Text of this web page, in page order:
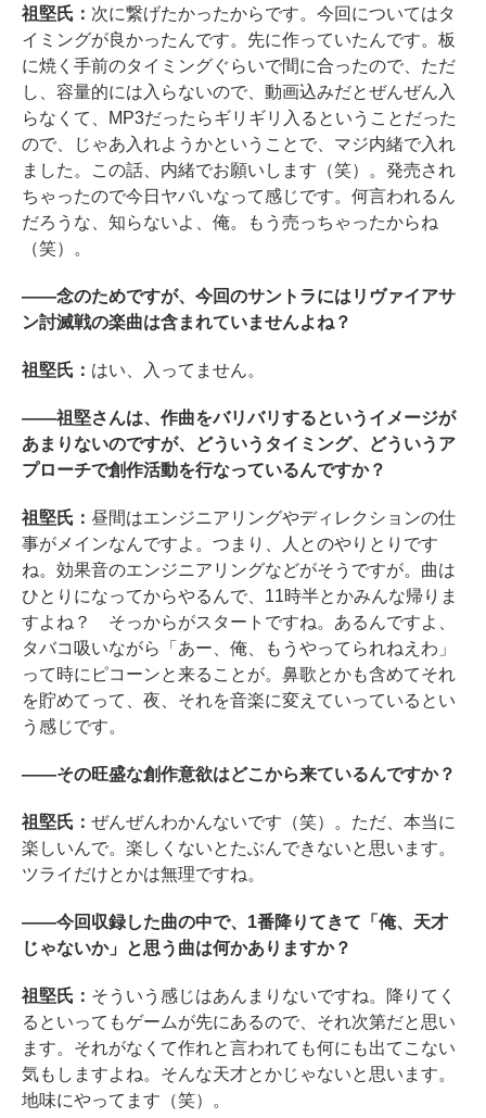
祖堅氏： 次に繋げたかったからです。今回についてはタ
イミングが良かったんです。先に作っていたんです。板
に焼く手前のタイミングぐらいで間に合ったので、ただ
し、容量的には入らないので、動画込みだとぜんぜん入
らなくて、MP3だったらギリギリ入るということだった
ので、じゃあ入れようかということで、マジ内緒で入れ
ました。この話、内緒でお願いします（笑）。発売され
ちゃったので今日ヤバいなって感じです。何言われるん
だろうな、知らないよ、俺。もう売っちゃったからね
（笑）。
――念のためですが、今回のサントラにはリヴァイアサ
ン討滅戦の楽曲は含まれていませんよね？
祖堅氏： はい、入ってません。
――祖堅さんは、作曲をバリバリするというイメージが
あまりないのですが、どういうタイミング、どういうア
プローチで創作活動を行なっているんですか？
祖堅氏： 昼間はエンジニアリングやディレクションの仕
事がメインなんですよ。つまり、人とのやりとりです
ね。効果音のエンジニアリングなどがそうですが。曲は
ひとりになってからやるんで、11時半とかみんな帰りま
すよね？ そっからがスタートですね。あるんですよ、
タバコ吸いながら「あー、俺、もうやってられねえわ」
って時にピコーンと来ることが。鼻歌とかも含めてそれ
を貯めてって、夜、それを音楽に変えていっているとい
う感じです。
――その旺盛な創作意欲はどこから来ているんですか？
祖堅氏： ぜんぜんわかんないです（笑）。ただ、本当に
楽しいんで。楽しくないとたぶんできないと思います。
ツライだけとかは無理ですね。
――今回収録した曲の中で、1番降りてきて「俺、天才
じゃないか」と思う曲は何かありますか？
祖堅氏： そういう感じはあんまりないですね。降りてく
るといってもゲームが先にあるので、それ次第だと思い
ます。それがなくて作れと言われても何にも出てこない
気もしますよね。そんな天才とかじゃないと思います。
地味にやってます（笑）。